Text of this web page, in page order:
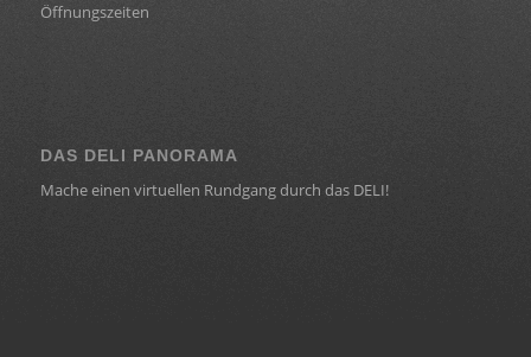
Öffnungszeiten
DAS DELI PANORAMA
Mache einen virtuellen Rundgang durch das DELI!